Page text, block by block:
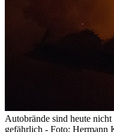
Autobrände sind heute
gefährlich - Foto: Hermann